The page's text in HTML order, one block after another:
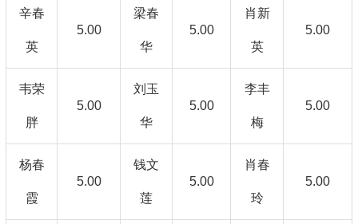
辛春
英
5.00
梁春
华
5.00
肖新
英
5.00
韦荣
胖
5.00
刘玉
华
5.00
李丰
梅
5.00
杨春
霞
5.00
钱文
莲
5.00
肖春
玲
5.00